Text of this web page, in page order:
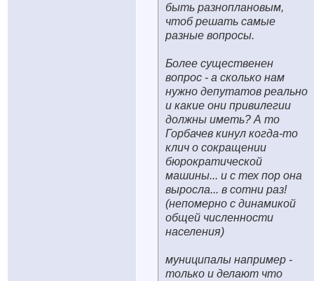
быть разноплановым,
чтоб решать самые
разные вопросы.
Более существенен
вопрос - а сколько нам
нужно депутатов реально
и какие они привилегии
должны иметь? А то
Горбачев кинул когда-то
клич о сокращении
бюрократической
машины... и с тех пор она
выросла... в сотни раз!
(непомерно с динамикой
общей численности
населения)
муниципалы например -
только и делают что